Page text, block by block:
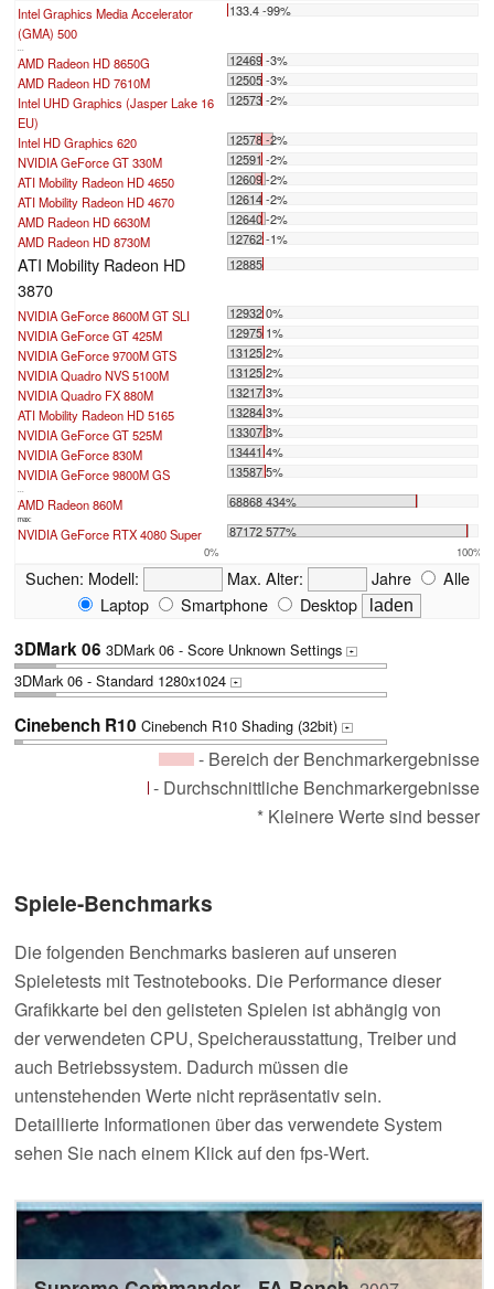
Intel Graphics Media Accelerator
(GMA) 500
133.4 -99%
...
AMD Radeon HD 8650G
12469 -3%
AMD Radeon HD 7610M
12505 -3%
Intel UHD Graphics (Jasper Lake 16
EU)
12573 -2%
Intel HD Graphics 620
12578 -2%
NVIDIA GeForce GT 330M
12591 -2%
ATI Mobility Radeon HD 4650
12609 -2%
ATI Mobility Radeon HD 4670
12614 -2%
AMD Radeon HD 6630M
12640 -2%
AMD Radeon HD 8730M
12762 -1%
ATI Mobility Radeon HD
3870
12885
NVIDIA GeForce 8600M GT SLI
12932 0%
NVIDIA GeForce GT 425M
12975 1%
NVIDIA GeForce 9700M GTS
13125 2%
NVIDIA Quadro NVS 5100M
13125 2%
NVIDIA Quadro FX 880M
13217 3%
ATI Mobility Radeon HD 5165
13284 3%
NVIDIA GeForce GT 525M
13307 3%
NVIDIA GeForce 830M
13441 4%
NVIDIA GeForce 9800M GS
13587 5%
...
AMD Radeon 860M 68868 434%
max:
NVIDIA GeForce RTX 4080 Super 87172 577%
0% 100%
Suchen: Modell: Max. Alter: Jahre
Alle
Laptop
Smartphone Desktop
3DMark 06 3DMark 06 - Score Unknown Settings +
3DMark 06 - Standard 1280x1024 +
Cinebench R10 Cinebench R10 Shading (32bit) +
- Bereich der Benchmarkergebnisse
- Durchschnittliche Benchmarkergebnisse
* Kleinere Werte sind besser
Spiele-Benchmarks
Die folgenden Benchmarks basieren auf unseren
Spieletests mit Testnotebooks. Die Performance dieser
Grafikkarte bei den gelisteten Spielen ist abhängig von
der verwendeten CPU, Speicherausstattung, Treiber und
auch Betriebssystem. Dadurch müssen die
untenstehenden Werte nicht repräsentativ sein.
Detaillierte Informationen über das verwendete System
sehen Sie nach einem Klick auf den fps-Wert.